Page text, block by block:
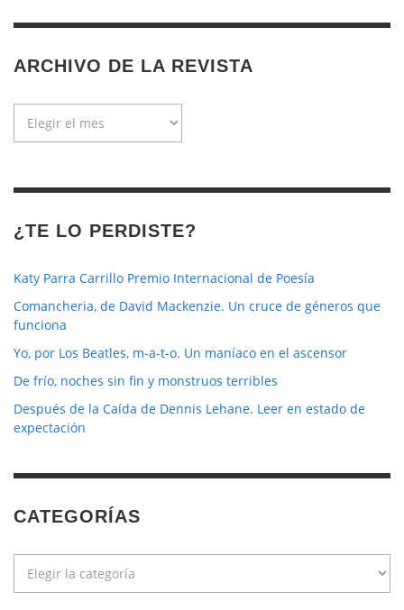
ARCHIVO DE LA REVISTA
¿TE LO PERDISTE?
Katy Parra Carrillo Premio Internacional de Poesía
Comancheria, de David Mackenzie. Un cruce de géneros que
funciona
Yo, por Los Beatles, m-a-t-o. Un maníaco en el ascensor
De frío, noches sin fin y monstruos terribles
Después de la Caída de Dennis Lehane. Leer en estado de
expectación
CATEGORÍAS